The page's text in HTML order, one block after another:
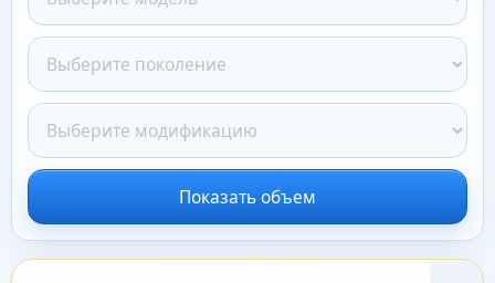
Показать объем